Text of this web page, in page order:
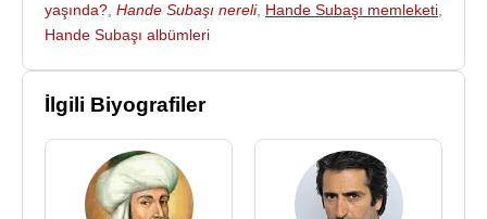
yaşında? Hande Subaşı nereli, Hande Subaşı memleketi
Hande Subaşı albümleri
İlgili Biyografiler